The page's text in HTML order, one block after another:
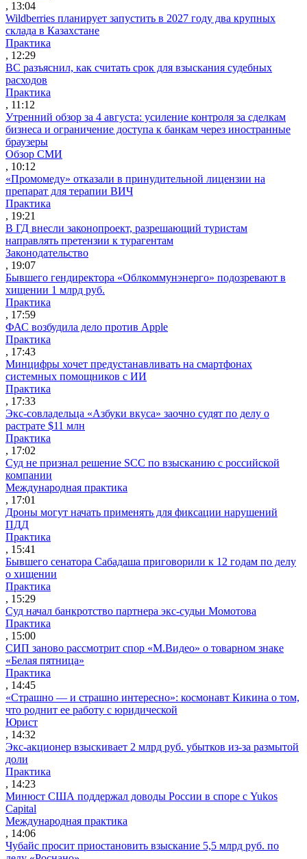
, 13:04
Wildberries планирует запустить в 2027 году два крупных
склада в Казахстане
Практика
, 12:29
ВС разъяснил, как считать срок для взыскания судебных
расходов
Практика
, 11:12
Утренний обзор за 4 августа: усиление контроля за сделкам
бизнеса и ограничение доступа к банкам через иностранные
браузеры
Обзор СМИ
, 10:12
«Промомеду» отказали в принудительной лицензии на
препарат для терапии ВИЧ
Практика
, 19:21
В ГД внесли законопроект, разрешающий туристам
направлять претензии к турагентам
Законодательство
, 19:07
Бывшего гендиректора «Облкоммунэнерго» подозревают в
хищении 1 млрд руб.
Практика
, 17:59
ФАС возбудила дело против Apple
Практика
, 17:43
Минцифры хочет предустанавливать на смартфонах
системных помощников с ИИ
Практика
, 17:33
Экс-совладельца «Азбуки вкуса» заочно судят по делу о
растрате $11 млн
Практика
, 17:02
Суд не признал решение SCC по взысканию с российской
компании
Международная практика
, 17:01
Дроны могут начать применять для фиксации нарушений
ПДД
Практика
, 15:41
Бывшего сенатора Сабадаша приговорили к 12 годам по делу
о хищении
Практика
, 15:29
Суд начал банкротство партнера экс-судьи Момотова
Практика
, 15:00
СИП заново рассмотрит спор «М.Видео» о товарном знаке
«Белая пятница»
Практика
, 14:45
«Страшно — и страшно интересно»: космонавт Кикина о том,
что роднит ее работу с юридической
Юрист
, 14:32
Экс-акционер взыскивает 2 млрд руб. убытков из-за размытой
доли
Практика
, 14:23
Минюст США поддержал доводы России в споре с Yukos
Capital
Международная практика
, 14:06
Чубайс просит приостановить взыскание 5,5 млрд руб. по